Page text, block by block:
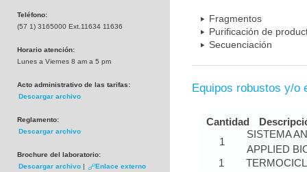
Teléfono:
(57 1) 3165000 Ext.11634 11636
Horario atención:
Lunes a Viernes 8 am a 5 pm
Acto administrativo de las tarifas:
Descargar archivo
Reglamento:
Descargar archivo
Brochure del laboratorio:
Descargar archivo | Enlace externo
Fragmentos
Purificación de
Secuenciación
Equipos robustos y/o
Cantidad
1
SISTEMA
APPLIED
1